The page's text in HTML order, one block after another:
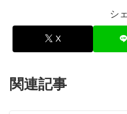
シ
X
関連記事